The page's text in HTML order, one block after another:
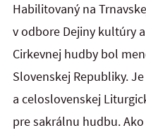
Habilitovaný na
v odbore Dejiny kultúry
Cirkevnej hudby bol
Slovenskej Republiky.
a celoslovenskej
pre sakrálnu hudbu.